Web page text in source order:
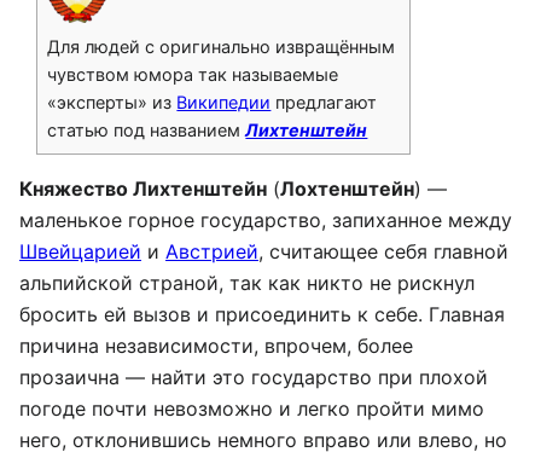
Для людей с оригинально извращённым
чувством юмора так называемые
«эксперты» из Википедии предлагают
статью под названиемЛихтенштейн
Княжество Лихтенштейн (Лохтенштейн) —
маленькое горное государство, запиханное между
Швейцарией и Австрией, считающее себя главной
альпийской страной, так как никто не рискнул
бросить ей вызов и присоединить к себе. Главная
причина независимости, впрочем, более
прозаична — найти это государство при плохой
погоде почти невозможно и легко пройти мимо
него, отклонившись немного вправо или влево, но